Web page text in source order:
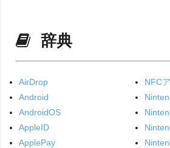
辞典
AirDrop
Android
AndroidOS
AppleID
ApplePay
NFC